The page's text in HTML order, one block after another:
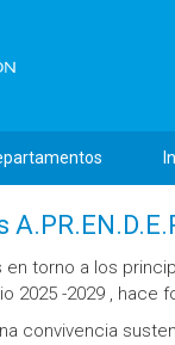
torno a los
2025 -2029 , hace
convivencia